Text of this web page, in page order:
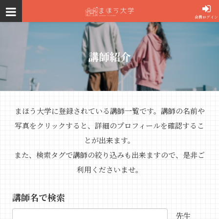
会員ログイン
講師紹介
まほう大学に登録されている講師一覧です。講師の名前や
写真をクリックすると、詳細のプロフィールを確認するこ
とが出来ます。
また、検索タグで講師の絞り込みも出来ますので、是非ご
利用くださいませ。
講師名で検索
先生